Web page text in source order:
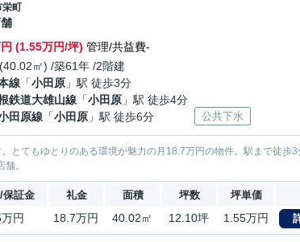
栄町
(1.55万円/坪) 管理/共益費-
㎡) /築61年 /2階建
線 「小田原 」駅 徒歩3分
鉄道大雄山線 「小田原 」駅 徒歩4分
田原線 「小田原 」駅 徒歩6分 公共下水
とてもゆとりのある環境が魅力の月18.7万円の物件。駅まで徒歩
。
保証金 礼金 面積 坪数 坪単価
円 18.7万円 40.02㎡ 12.10坪 1.55万円